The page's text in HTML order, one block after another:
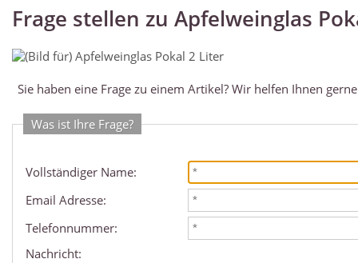
Frage stellen zu Apfelweinglas
Sie haben eine Frage zu einem Artikel? Wir helfen Ihnen
Was ist Ihre Frage?
Vollständiger Name:
Email Adresse:
Telefonnummer:
Nachricht: